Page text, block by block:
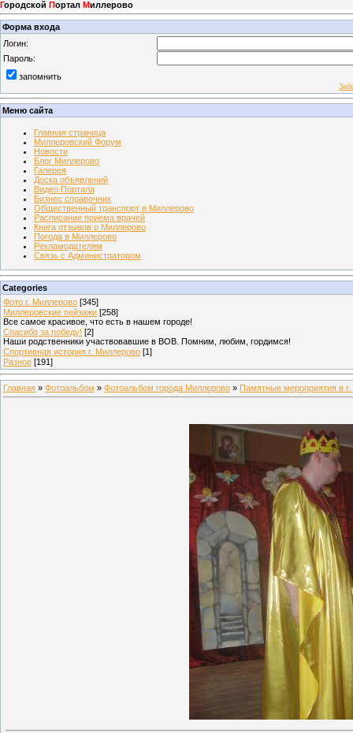
Городской Портал Миллерово
Форма входа
Логин:
Пароль:
запомнить
Меню сайта
Главная страница
Миллеровский Форум
Новости
Блог Миллерово
Галерея
Доска объявлений
Видео Портала
Бизнес справочник
Общественный транспорт в Миллерово
Расписание приема врачей
Книга отзывов о Миллерово
Погода в Миллерово
Рекламодателям
Связь с Администратором
Categories
Фото г. Миллерово [345]
Миллеровские пейзажи [258]
Все самое красивое, что есть в нашем городе!
Спасибо за победу! [2]
Наши родственники участвовавшие в ВОВ. Помним, любим, гордимся!
Спортивная история г. Миллерово [1]
Разное [191]
Главная » Фотоальбом » Фотоальбом города Миллерово » Памятные мероприятия в